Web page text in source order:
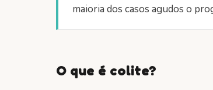
maioria dos casos agudos o
O que é colite?